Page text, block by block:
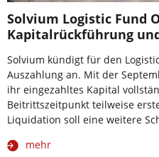
Solvium Logistic Fund
Kapitalrückführung
Solvium kündigt für den
Auszahlung an. Mit der
ihr eingezahltes Kapital
Beitrittszeitpunkt teilweise
Liquidation soll eine weitere
mehr